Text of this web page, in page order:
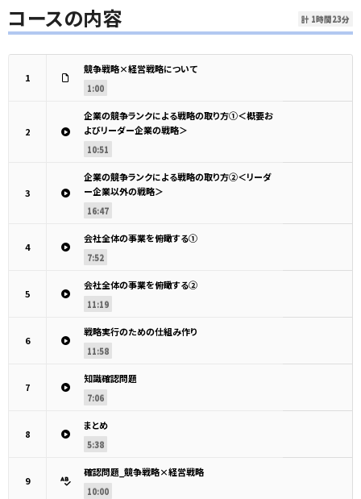
コースの内容 計 1時間23分
1
競争戦略×経営戦略について
1:00
2
企業の競争ランクによる戦略の取り方①＜概要お
よびリーダー企業の戦略＞
10:51
3
企業の競争ランクによる戦略の取り方②＜リーダ
ー企業以外の戦略＞
16:47
4
会社全体の事業を俯瞰する①
7:52
5
会社全体の事業を俯瞰する②
11:19
6
戦略実行のための仕組み作り
11:58
7
知識確認問題
7:06
8
まとめ
5:38
9
確認問題_競争戦略×経営戦略
10:00